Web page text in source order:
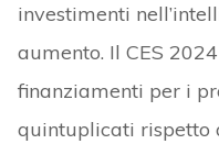
investimenti
aumento. Il CES
finanziamenti per i
quintuplicati rispetto